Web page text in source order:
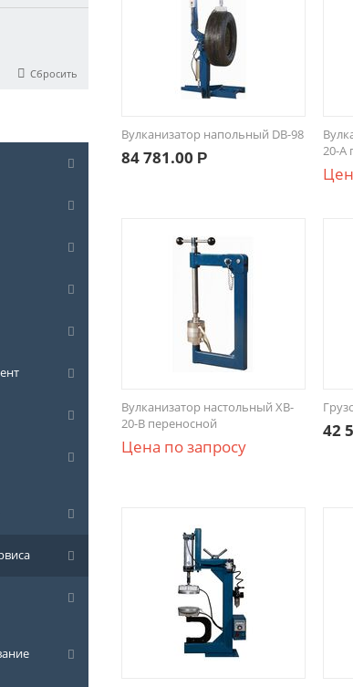
Сбросить
Вулканизатор напольный DB-98
84 781.00 Р
20-A
Вулканизатор настольный XB-
20-B переносной
Цена по запросу
42